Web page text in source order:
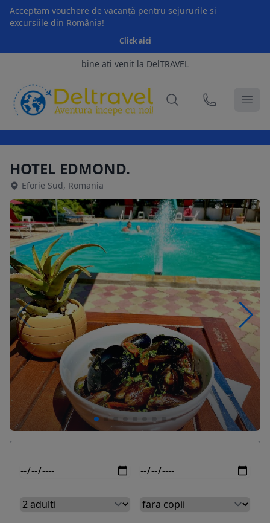
Acceptam vouchere de vacanță pentru sejururile si
excursiile din România!
Click aici
bine ati venit la DelTRAVEL
HOTEL EDMOND.
Eforie Sud, Romania